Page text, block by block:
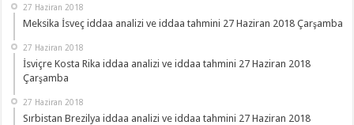
27 Haziran 2018
Meksika İsveç iddaa analizi ve iddaa tahmini 27 Haziran 2018 Çarşamba
27 Haziran 2018
İsviçre Kosta Rika iddaa analizi ve iddaa tahmini 27 Haziran 2018
Çarşamba
27 Haziran 2018
Sırbistan Brezilya iddaa analizi ve iddaa tahmini 27 Haziran 2018